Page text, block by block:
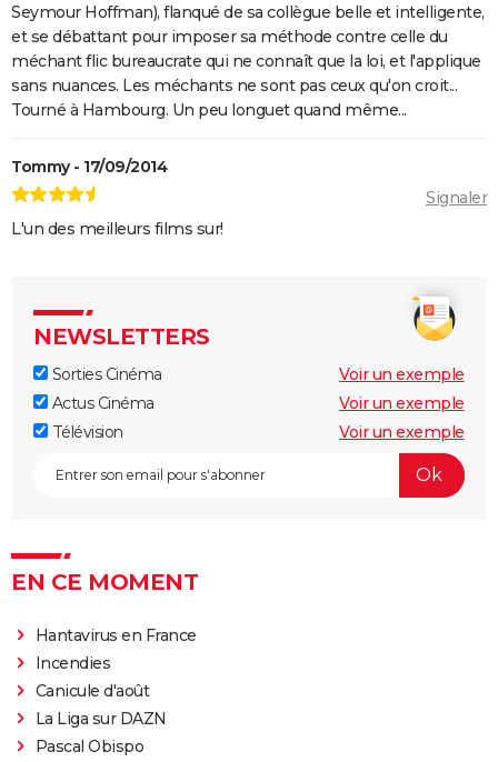
Seymour Hoffman), flanqué de sa collègue belle et intelligente,
et se débattant pour imposer sa méthode contre celle du
méchant flic bureaucrate qui ne connaît que la loi, et l'applique
sans nuances. Les méchants ne sont pas ceux qu'on croit...
Tourné à Hambourg. Un peu longuet quand même...
Tommy - 17/09/2014
Signaler
L'un des meilleurs films sur!
NEWSLETTERS
Sorties Cinéma
Voir un exemple
Actus Cinéma
Voir un exemple
Télévision
Voir un exemple
EN CE MOMENT
Hantavirus en France
Incendies
Canicule d'août
La Liga sur DAZN
Pascal Obispo